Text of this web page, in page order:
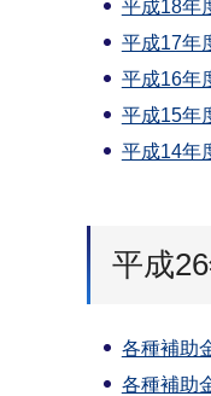
平成18年
平成17年
平成16年
平成15年
平成14年
平成
各種補助
各種補助